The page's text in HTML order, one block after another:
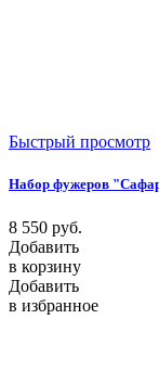
Быстрый просмотр
Набор фужеров
8 550 руб.
Добавить
в корзину
Добавить
в избранное